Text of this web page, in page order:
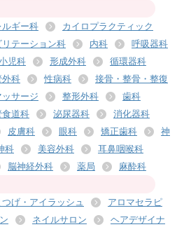
ルギー科
カイロプラクティック
リテーション科 内科
呼吸器科
児科 形成外科
循環器科
科 性病科
接骨・整骨・整復
サージ 整形外科
歯科
道科 泌尿器科
消化器科
皮膚科 眼科 矯正歯科
神
科 美容外科
耳鼻咽喉科
脳神経外科 薬局 麻酔科
つげ・アイラッシュ
アロマセラピ
ネイルサロン
ヘアデザイナ